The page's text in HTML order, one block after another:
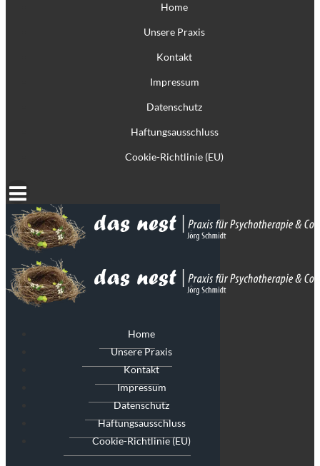
Home
Unsere Praxis
Kontakt
Impressum
Datenschutz
Haftungsausschluss
Cookie-Richtlinie (EU)
Home
Unsere Praxis
Kontakt
Impressum
Datenschutz
Haftungsausschluss
Cookie-Richtlinie (EU)